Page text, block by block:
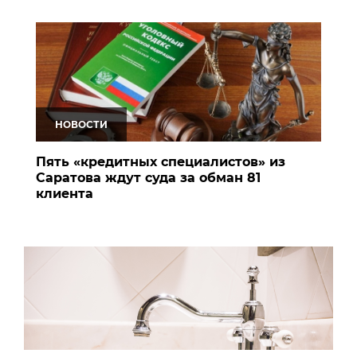
НОВОСТИ
Пять «кредитных специалистов» из
Саратова ждут суда за обман 81
клиента